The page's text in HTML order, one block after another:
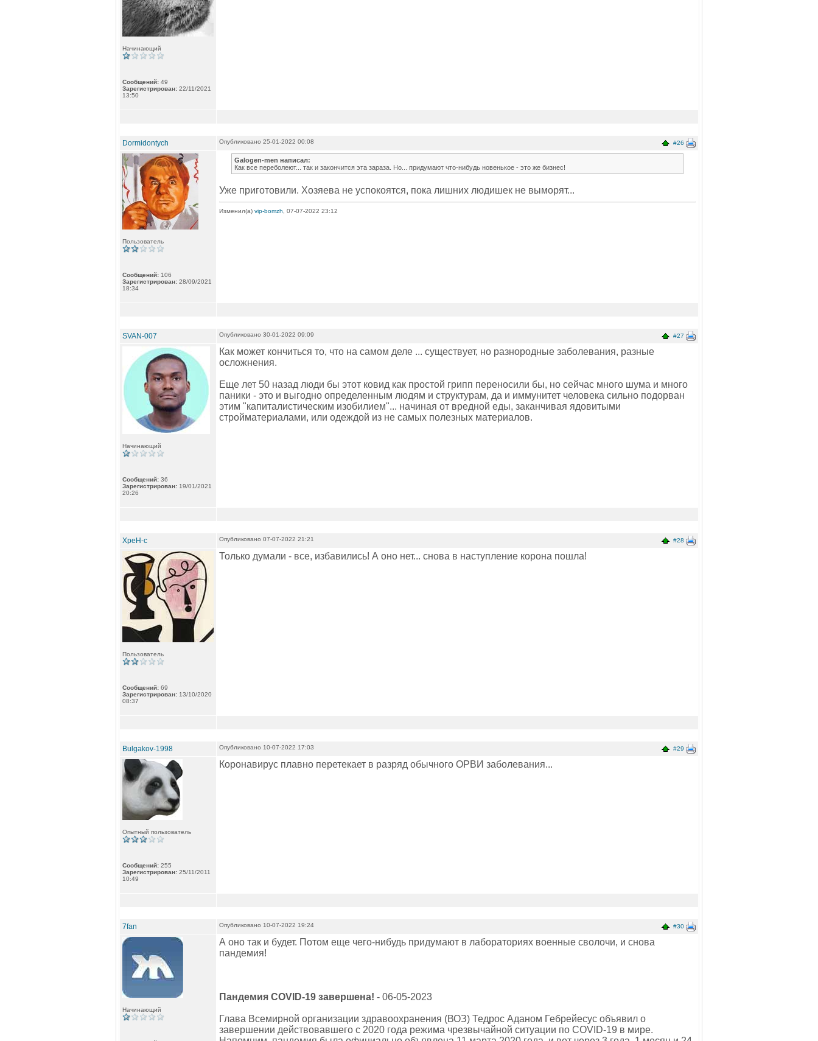
Начинающий
Сообщений: 49
Зарегистрирован: 22/11/2021
13:50
Dormidontych #26
Опубликовано 25-01-2022 00:08
Пользователь
Сообщений: 106
Зарегистрирован: 28/09/2021
18:34
Galogen-men написал:
Как все переболеют... так и закончится эта зараза. Но... придумают что-нибудь новенькое - это же бизнес!
Уже приготовили. Хозяева не успокоятся, пока лишних людишек не выморят...
Изменил(а) vip-bomzh , 07-07-2022 23:12
SVAN-007 #27
Опубликовано 30-01-2022 09:09
Начинающий
Сообщений: 36
Зарегистрирован: 19/01/2021
20:26
Как может кончиться то, что на самом деле ... существует, но разнородные заболевания, разные
осложнения.
Еще лет 50 назад люди бы этот ковид как простой грипп переносили бы, но сейчас много шума и много
паники - это и выгодно определенным людям и структурам, да и иммунитет человека сильно подорван
этим "капиталистическим изобилием"... начиная от вредной еды, заканчивая ядовитыми
стройматериалами, или одеждой из не самых полезных материалов.
XpeH-c #28
Опубликовано 07-07-2022 21:21
Пользователь
Сообщений: 69
Зарегистрирован: 13/10/2020
08:37
Только думали - все, избавились! А оно нет... снова в наступление корона пошла!
Bulgakov-1998 #29
Опубликовано 10-07-2022 17:03
Опытный пользователь
Сообщений: 255
Зарегистрирован: 25/11/2011
10:49
Коронавирус плавно перетекает в разряд обычного ОРВИ заболевания...
7fan #30
Опубликовано 10-07-2022 19:24
Начинающий
А оно так и будет. Потом еще чего-нибудь придумают в лабораториях военные сволочи, и снова
пандемия!
Пандемия COVID-19 завершена! - 06-05-2023
Глава Всемирной организации здравоохранения (ВОЗ) Тедрос Аданом Гебрейесус объявил о
завершении действовавшего с 2020 года режима чрезвычайной ситуации по COVID-19 в мире.